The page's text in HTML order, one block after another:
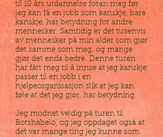
til 10 års utdannelse foran meg før
jeg kan få en jobb som kanskje, bare
kanskje, har betydning for andre
mennesker. Samtidig er det tusenvis
av mennesker på min alder som gjør
det samme som meg, og mange
gjør det enda bedre. Denne turen
har fått meg til å innse at jeg kanskje
passer til en jobb i en
hjelpeorganisasjon slik at jeg kan
føle at det jeg gjør, har betydning.
Jeg modnet veldig på turen til
Botshabelo, og jeg oppdaget også at
det var mange ting jeg kunne som